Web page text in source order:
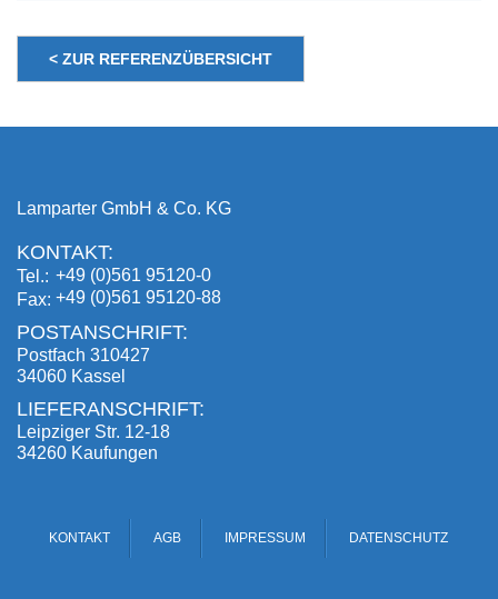
< ZUR REFERENZÜBERSICHT
Lamparter GmbH & Co. KG
KONTAKT:
Tel.
+49 (0)561 95120-0
Fax +49 (0)561 95120-88
POSTANSCHRIFT:
Postfach 310427
34060 Kassel
LIEFERANSCHRIFT:
Leipziger Str. 12-18
34260 Kaufungen
KONTAKT AGB IMPRESSUM DATENSCHUTZ